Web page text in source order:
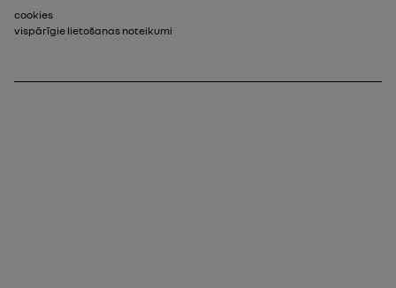
footer_2
cookies
vispārīgie lietošanas noteikumi